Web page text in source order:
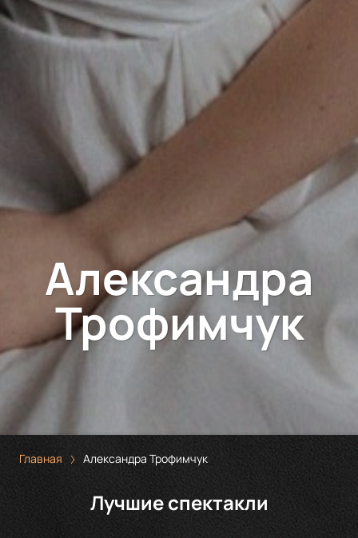
Александра
Трофимчук
Главная Александра Трофимчук
Лучшие спектакли